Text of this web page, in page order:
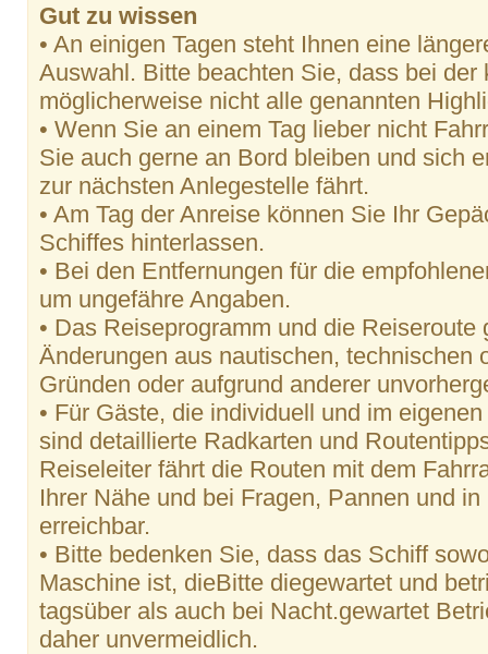
Gut zu wissen
• An einigen Tagen steht Ihnen eine
Auswahl. Bitte beachten Sie, dass bei der
möglicherweise nicht alle genannten
• Wenn Sie an einem Tag lieber nicht
Sie auch gerne an Bord bleiben und sich
zur nächsten Anlegestelle fährt.
• Am Tag der Anreise können Sie Ihr
Schiffes hinterlassen.
• Bei den Entfernungen für die
um ungefähre Angaben.
• Das Reiseprogramm und die
Änderungen aus nautischen, technischen
Gründen oder aufgrund anderer
• Für Gäste, die individuell und im
sind detaillierte Radkarten und
Reiseleiter fährt die Routen mit dem
Ihrer Nähe und bei Fragen, Pannen und
erreichbar.
• Bitte bedenken Sie, dass das Schiff
Maschine ist, dieBitte diegewartet und
tagsüber als auch bei Nacht.gewartet
daher unvermeidlich.